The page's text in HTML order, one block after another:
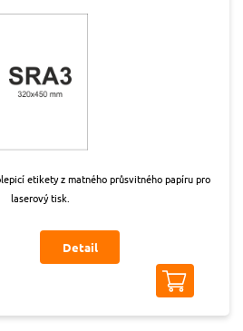
etikety z matného průsvitného papíru pro
laserový tisk.
Detail